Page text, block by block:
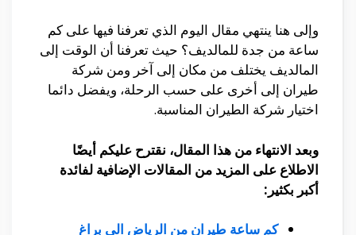
وإلى هنا ينتهي مقال اليوم الذي تعرفنا فيها على كم
ساعة من جدة للمالديف؟ حيث تعرفنا أن الوقت إلى
المالديف يختلف من مكان إلى آخر ومن شركة
طيران إلى أخرى على حسب الرحلة، ويفضل دائما
اختيار شركة الطيران المناسبة.
وبعد الانتهاء من هذا المقال، نقترح عليكم أيضًا
الاطلاع على المزيد من المقالات الإضافية لفائدة
أكبر بكثير:
كم ساعة طيران من الرياض الى براغ